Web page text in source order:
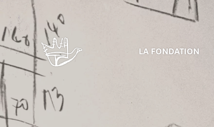
LA FONDATION